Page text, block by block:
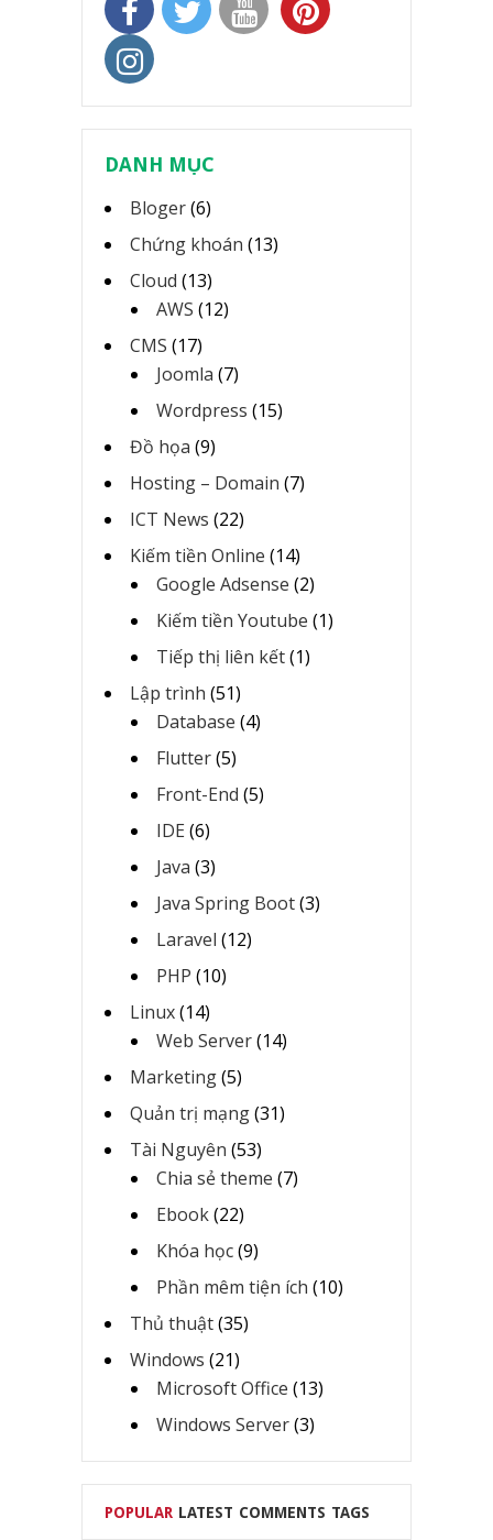
DANH MỤC
Bloger(6)
Chứng khoán (13)
Cloud (13)
AWS (12)
CMS (17)
Joomla (7)
Wordpress (15)
Đồ họa (9)
Hosting – Domain (7)
ICT News (22)
Kiếm tiền Online (14)
Google Adsense (2)
Kiếm tiền Youtube (1)
Tiếp thị liên kết(1)
Lập trình (51)
Database (4)
Flutter(5)
Front-End (5)
IDE (6)
Java (3)
Java Spring Boot(3)
Laravel (12)
PHP (10)
Linux(14)
Web Server(14)
Marketing(5)
Quản trị mạng(31)
Tài Nguyên (53)
Chia sẻ theme (7)
Ebook(22)
Khóa học(9)
Phần mêm tiện ích (10)
Thủ thuật(35)
Windows (21)
Microsoft Office (13)
Windows Server(3)
POPULAR LATEST COMMENTS TAGS